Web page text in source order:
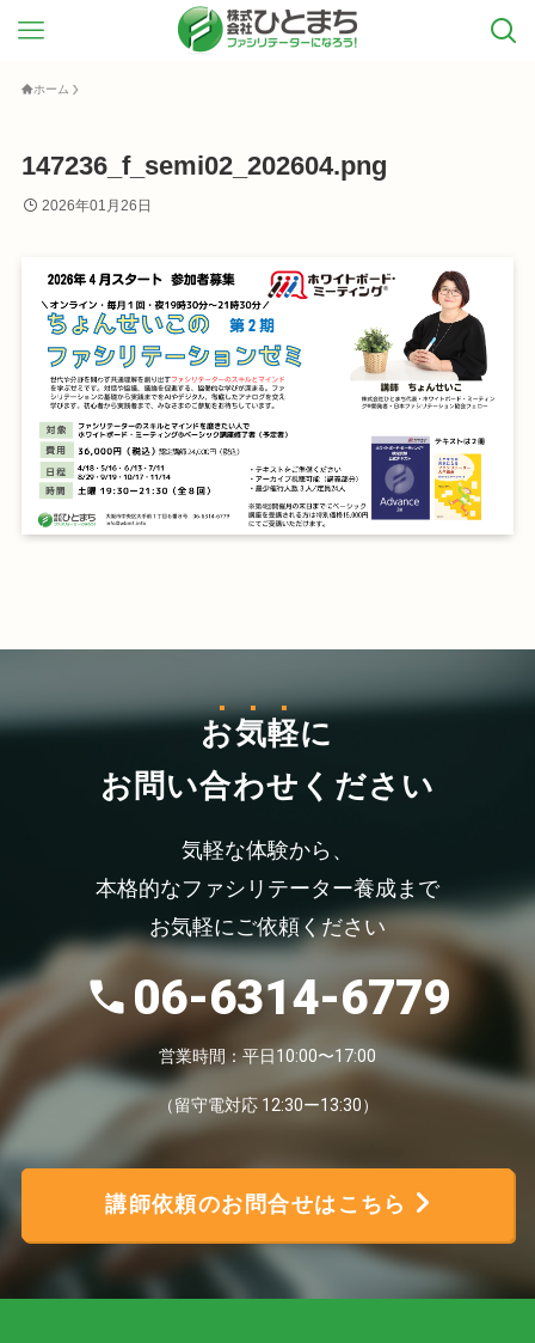
ホーム
147236_f_semi02_202604.png
2026年01月26日
お気軽に
お問い合わせください
気軽な体験から、
本格的なファシリテーター養成まで
お気軽にご依頼ください
06-6314-6779
営業時間：平日10:00〜17:00
（留守電対応 12:30ー13:30）
講師依頼のお問合せはこちら